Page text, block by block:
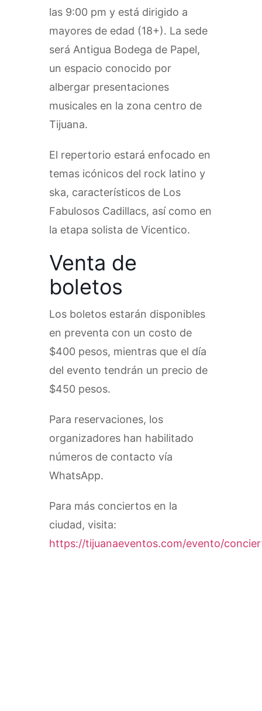
las 9:00 pm y está dirigido a
mayores de edad (18+). La sede
será Antigua Bodega de Papel,
un espacio conocido por
albergar presentaciones
musicales en la zona centro de
Tijuana.
El repertorio estará enfocado en
temas icónicos del rock latino y
ska, característicos de Los
Fabulosos Cadillacs, así como en
la etapa solista de Vicentico.
Venta de
boletos
Los boletos estarán disponibles
en preventa con un costo de
$400 pesos, mientras que el día
del evento tendrán un precio de
$450 pesos.
Para reservaciones, los
organizadores han habilitado
números de contacto vía
WhatsApp.
Para más conciertos en la
ciudad, visita:
https://tijuanaeventos.com/evento/